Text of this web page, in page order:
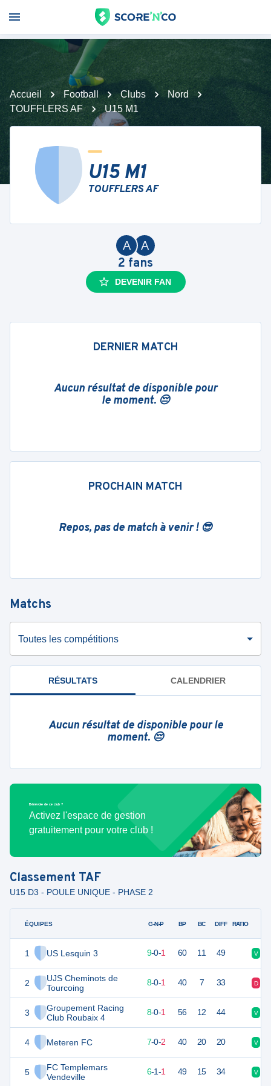
Accueil Football Clubs
Nord
TOUFFLERS AF
U15 M1
U15 M1
TOUFFLERS AF
A
A
2 fans
DEVENIR FAN
DERNIER MATCH
Aucun résultat de disponible pour
le moment. 😔
PROCHAIN MATCH
Repos, pas de match à venir ! 😎
Matchs
Toutes les compétitions
RÉSULTATS CALENDRIER
Aucun résultat de disponible pour le
moment. 😔
Bénévole de ce club ?
Activez l'espace de gestion
gratuitement pour votre club !
Classement TAF
U15 D3 - POULE UNIQUE - PHASE 2
ÉQUIPES
1 US Lesquin 3
2
UJS Cheminots de
Tourcoing
3
Groupement Racing
Club Roubaix 4
4 Meteren FC
5
FC Templemars
Vendeville
G-N-P BP BC DIFF RATIO
9-0-1 60 11 49 V
24 8-0-1 40 7 33 D
24 8-0-1 56 12 44 V
7-0-2 40 20 20 V
19 6-1-1 49 15 34 V